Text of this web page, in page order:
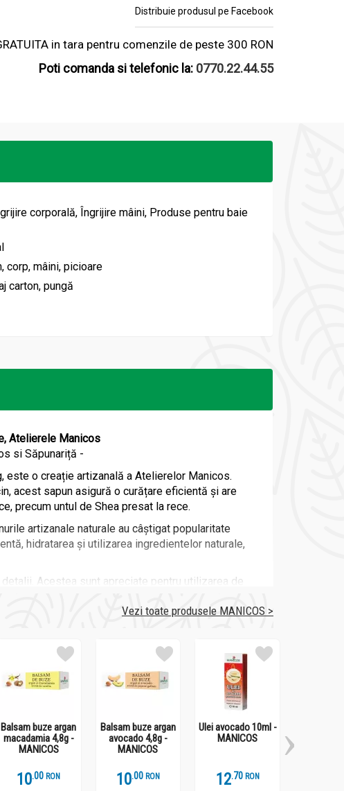
Distribuie produsul pe Facebook
in tara pentru comenzile de peste 300 RON
Poti comanda si telefonic la: 0770.22.44.55
corporală, Îngrijire mâini, Produse pentru baie
corp, mâini, picioare
carton, pungă
Atelierele Manicos
si Săpunariță -
este o creație artizanală a Atelierelor Manicos.
acest sapun asigură o curățare eficientă și are
precum untul de Shea presat la rece.
artizanale naturale au câștigat popularitate
hidratarea și utilizarea ingredientelor naturale,
Acestea sunt apreciate pentru utilizarea de
sustenabilă. Cu peste 130 de produse proprii,
Vezi toate produsele MANICOS >
Balsam buze argan
macadamia 4,8g -
MANICOS
10.0 RON
Balsam buze argan
avocado 4,8g -
MANICOS
10.0 RON
Ulei avocado 10ml -
MANICOS
12.7 RON